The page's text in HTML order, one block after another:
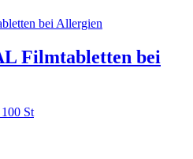
Filmtabletten bei
St